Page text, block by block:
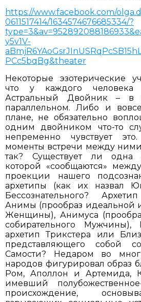
https://www.facebook.com/
0611517414/1634574676685334/?
y5v1V-
PCc5bqBg&theater
Некоторые эзотерические
что у каждого человека
Астральный Двойник – в
параллельном. Либо и
плане, не обязательно
одним двойником что-то
непременно чувствует
моменты встречи между
так? Существует ли одна
которой «сообщаются»
проекции нашего
архетипы (как их назвал
Бессознательного?
Анимы (прообраз идеальной
Женщины), Анимуса
собирательного Мужчины),
архетип Трикстера или
представляющего собой
Самости? Недаром во
народов фигурировал образ
Ром, Аполлон и Артемида,
имевший полубожественное-
происхождение,